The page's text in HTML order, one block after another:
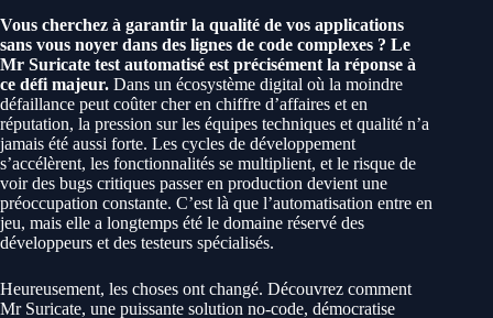
Vous cherchez à garantir la qualité de vos applications
sans vous noyer dans des lignes de code complexes ? Le
Mr Suricate test automatisé est précisément la réponse à
ce défi majeur. Dans un écosystème digital où la moindre
défaillance peut coûter cher en chiffre d’affaires et en
réputation, la pression sur les équipes techniques et qualité n’a
jamais été aussi forte. Les cycles de développement
s’accélèrent, les fonctionnalités se multiplient, et le risque de
voir des bugs critiques passer en production devient une
préoccupation constante. C’est là que l’automatisation entre en
jeu, mais elle a longtemps été le domaine réservé des
développeurs et des testeurs spécialisés.
Heureusement, les choses ont changé. Découvrez comment
Mr Suricate, une puissante solution no-code, démocratise